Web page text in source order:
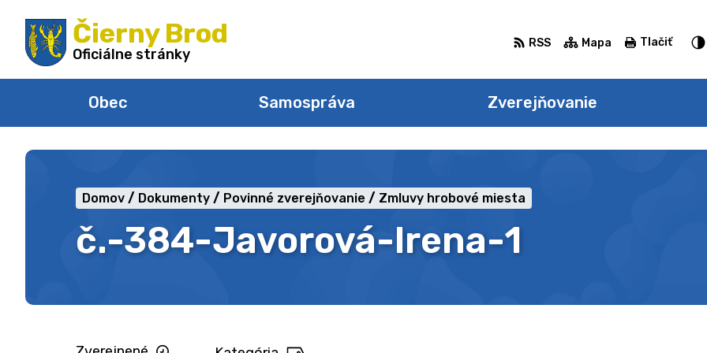
na
obsah
Čierny Brod
Oficiálne stránky
Obec Samospráva Zverejňovanie
RSS Mapa Tlačiť
č.-384-Javorová-Irena-1
Domov Dokumenty Povinné zverejňovanie Zmluvy hrobové miesta